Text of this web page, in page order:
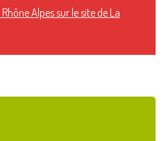
Alpes sur le site de La